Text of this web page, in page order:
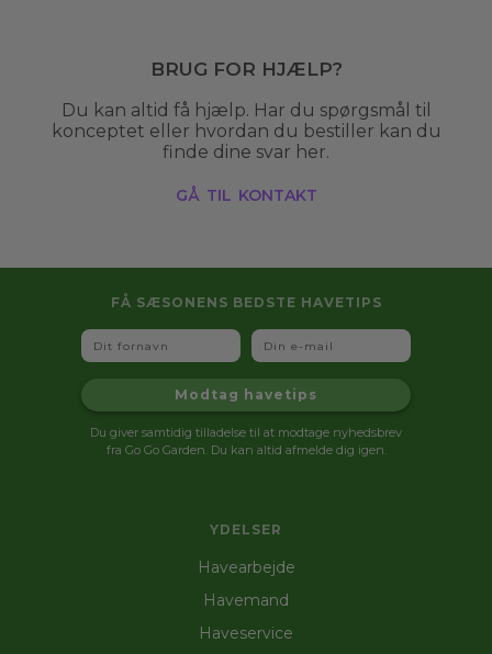
Brug for hjælp?
Du kan altid få hjælp. Har du spørgsmål til
konceptet eller hvordan du bestiller kan du
finde dine svar her.
gå til kontakt
YDELSER
Havearbejde
Havemand
Haveservice
FÅ SÆSONENS BEDSTE HAVETIPS
Fornavn Email
Modtag havetips
Du giver samtidig tilladelse til at modtage nyhedsbrev
fra Go Go Garden. Du kan altid afmelde dig igen.